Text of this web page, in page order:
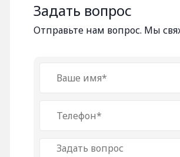
Задать вопрос
Отправьте нам вопрос. Мы